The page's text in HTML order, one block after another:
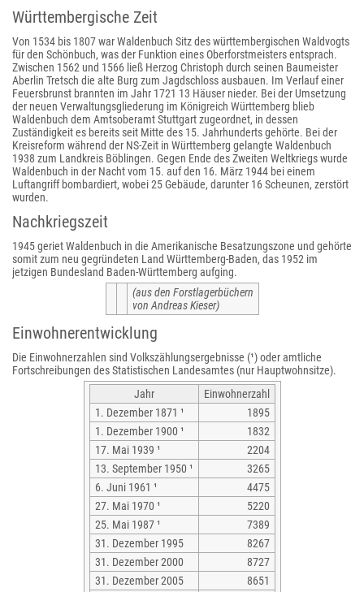
Württembergische Zeit
Von 1534 bis 1807 war Waldenbuch Sitz des württembergischen Waldvogts
für den Schönbuch, was der Funktion eines Oberforstmeisters entsprach.
Zwischen 1562 und 1566 ließ Herzog Christoph durch seinen Baumeister
Aberlin Tretsch die alte Burg zum Jagdschloss ausbauen. Im Verlauf einer
Feuersbrunst brannten im Jahr 1721 13 Häuser nieder. Bei der Umsetzung
der neuen Verwaltungsgliederung im Königreich Württemberg blieb
Waldenbuch dem Amtsoberamt Stuttgart zugeordnet, in dessen
Zuständigkeit es bereits seit Mitte des 15. Jahrhunderts gehörte. Bei der
Kreisreform während der NS-Zeit in Württemberg gelangte Waldenbuch
1938 zum Landkreis Böblingen. Gegen Ende des Zweiten Weltkriegs wurde
Waldenbuch in der Nacht vom 15. auf den 16. März 1944 bei einem
Luftangriff bombardiert, wobei 25 Gebäude, darunter 16 Scheunen, zerstört
wurden.
Nachkriegszeit
1945 geriet Waldenbuch in die Amerikanische Besatzungszone und gehörte
somit zum neu gegründeten Land Württemberg-Baden, das 1952 im
jetzigen Bundesland Baden-Württemberg aufging.
(aus den Forstlagerbüchern
von Andreas Kieser)
Einwohnerentwicklung
Die Einwohnerzahlen sind Volkszählungsergebnisse (¹) oder amtliche
Fortschreibungen des Statistischen Landesamtes (nur Hauptwohnsitze).
Jahr
Einwohnerzahl
1. Dezember 1871 ¹
1895
1. Dezember 1900 ¹
1832
17. Mai 1939 ¹
2204
13. September 1950 ¹
3265
6. Juni 1961 ¹
4475
27. Mai 1970 ¹
5220
25. Mai 1987 ¹
7389
31. Dezember 1995
8267
31. Dezember 2000
8727
31. Dezember 2005
8651